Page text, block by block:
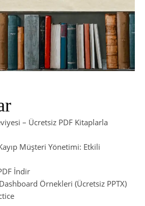
– Ücretsiz PDF Kitaplarla
Müşteri Yönetimi: Etkili
İndir
Örnekleri (Ücretsiz PPTX)